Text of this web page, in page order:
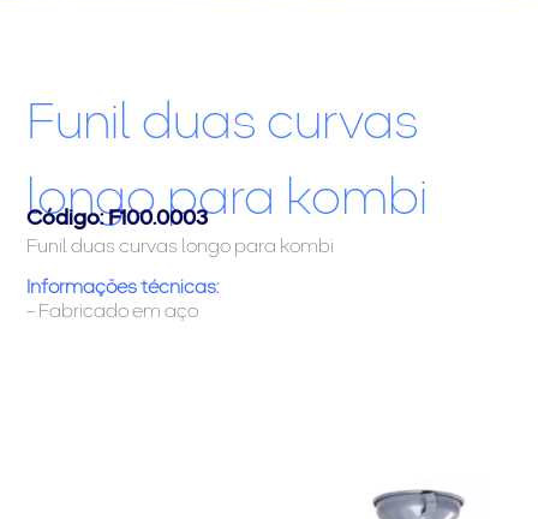
Funil duas curvas
longo para kombi
Código: F100.0003
Funil duas curvas longo para kombi
Informações técnicas:
– Fabricado em aço